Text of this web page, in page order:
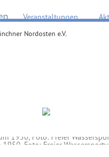
Veranstaltungen Öffne
Nordosten e.V.
Foto: Freier